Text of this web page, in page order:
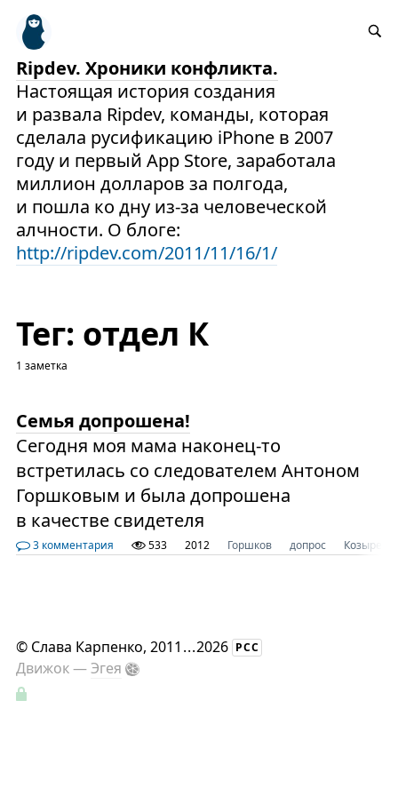
Ripdev. Хроники конфликта.
Настоящая история создания
и развала Ripdev, команды, которая
сделала русификацию iPhone в 2007
году и первый App Store, заработала
миллион долларов за полгода,
и пошла ко дну из-за человеческой
алчности. О блоге:
http://ripdev.com/2011/11/16/1/
Тег: отдел К
1 заметка
Семья допрошена!
Сегодня моя мама наконец-то
встретилась со следователем Антоном
Горшковым и была допрошена
в качестве свидетеля
3 комментария 533 2012 Горшков допрос Козырев
© Слава Карпенко, 2011 ...2026 РСС
Движок —Эгея